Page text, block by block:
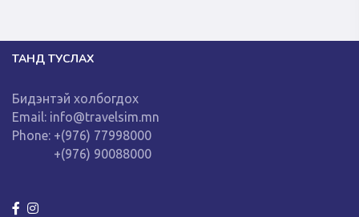
ТАНД ТУСЛАХ
Бидэнтэй холбогдох
Email: info@travelsim.mn
Phone: +(976) 77998000
+(976) 90088000